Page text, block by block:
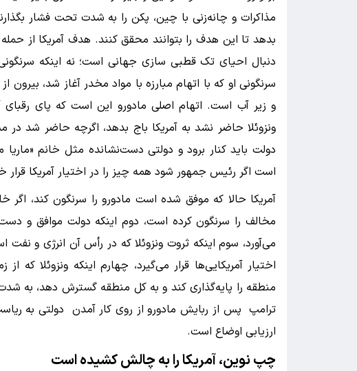
مذاکرات و چانه‌زنی با چین، پکن را به شدت تحت فشار
بدهد تا این هدف را بتوانند محقق کنند. هدف آمریکا از
دنبال احیای تک قطبی سازی جهانی است؛ نه اینکه
سرنگونی او که با اتهام مبارزه با مواد مخدر آغاز شد،
و زیر آب است. اتهام اصلی مادورو این است که پای رقبای
ونزوئلا حاضر نشد به آمریکا باج بدهد، اگرچه حاضر شد در
دولت باید کنار برود و دولتی دست‌نشانده مثل خانم «ماریا
است اگر رئیس جمهور شود همه چیز را در اختیار آمریکا قرار
آمریکا حالا که موفق شده است مادورو را سرنگون کند، اگر
مخالف را سرنگون کرده است، دوم اینکه دولت موافق و
می‌آورد، سوم اینکه ثروت ونزوئلا که در رأس آن انرژی و
اختیار آمریکایی‌ها قرار می‌گیرد، چهارم اینکه ونزوئلا
منطقه را پایه‌گذاری کند و به کل منطقه گسترش دهد، به
ترامپ پس از ربایش مادورو از روی کار آمدن دولتی به
ارزیابی اوضاع است.
چپ نوین، آمریکا را به چالش کشیده است